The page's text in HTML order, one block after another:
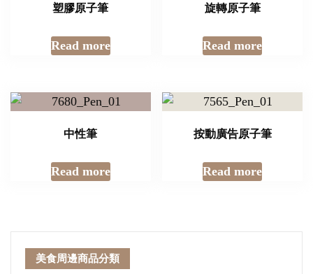
塑膠原子筆
Read more
旋轉原子筆
Read more
中性筆
Read more
按動廣告原子筆
Read more
美食周邊商品分類